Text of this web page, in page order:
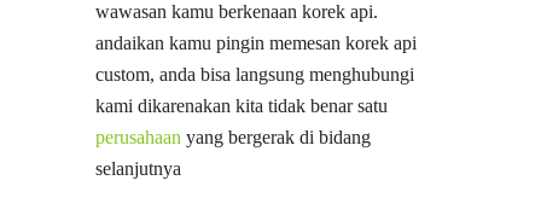
wawasan kamu berkenaan korek api.
andaikan kamu pingin memesan korek api
custom, anda bisa langsung menghubungi
kami dikarenakan kita tidak benar satu
perusahaan yang bergerak di bidang
selanjutnya